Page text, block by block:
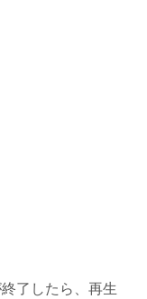
了したら、再生